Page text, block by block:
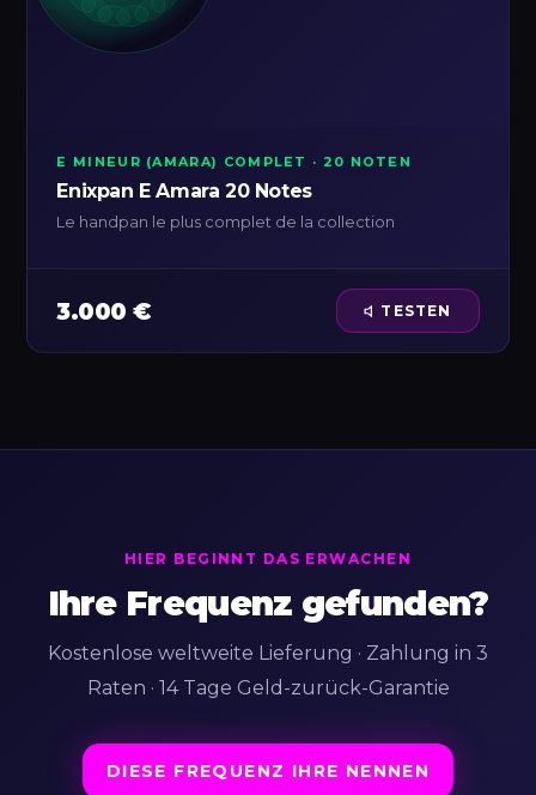
E MINEUR (AMARA) COMPLET · 20 NOTEN
Enixpan E Amara 20 Notes
Le handpan le plus complet de la collection
3.000 € TESTEN
HIER BEGINNT DAS ERWACHEN
Ihre Frequenz gefunden?
Kostenlose weltweite Lieferung · Zahlung in 3
Raten · 14 Tage Geld-zurück-Garantie
DIESE FREQUENZ IHRE NENNEN